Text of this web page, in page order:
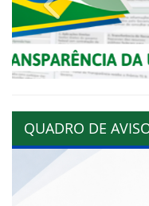
QUADRO DE